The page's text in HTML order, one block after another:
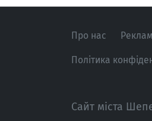
Про нас
Політика
Сайт міста